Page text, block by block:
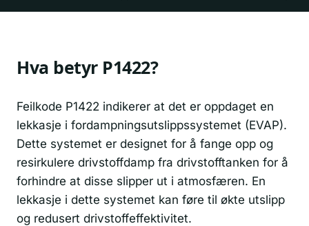
Hva betyr P1422?
Feilkode P1422 indikerer at det er oppdaget en
lekkasje i fordampningsutslippssystemet (EVAP).
Dette systemet er designet for å fange opp og
resirkulere drivstoffdamp fra drivstofftanken for å
forhindre at disse slipper ut i atmosfæren. En
lekkasje i dette systemet kan føre til økte utslipp
og redusert drivstoffeffektivitet.